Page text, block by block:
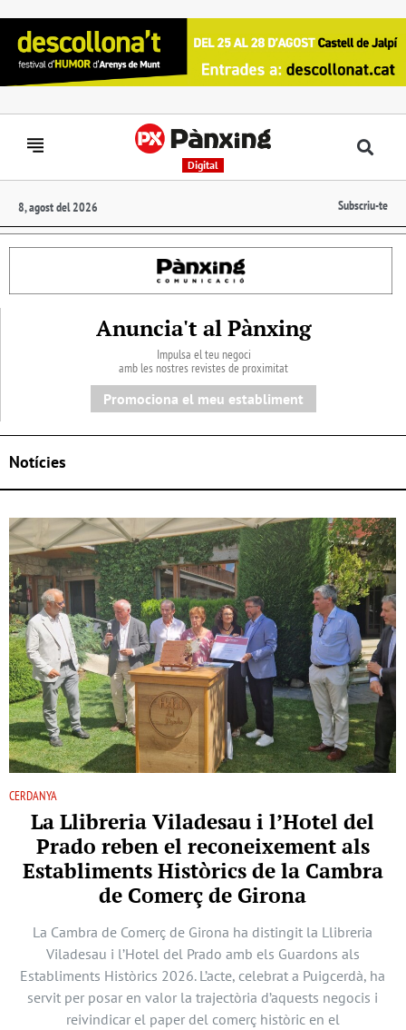
Digital
8, agost del 2026 Subscriu-te
Anuncia't al Pànxing
Impulsa el teu negoci
amb les nostres revistes de proximitat
Promociona el meu establiment
Notícies
CERDANYA
La Llibreria Viladesau i l’Hotel del
Prado reben el reconeixement als
Establiments Històrics de la Cambra
de Comerç de Girona
La Cambra de Comerç de Girona ha distingit la Llibreria
Viladesau i l’Hotel del Prado amb els Guardons als
Establiments Històrics 2026. L’acte, celebrat a Puigcerdà, ha
servit per posar en valor la trajectòria d’aquests negocis i
reivindicar el paper del comerç històric en el